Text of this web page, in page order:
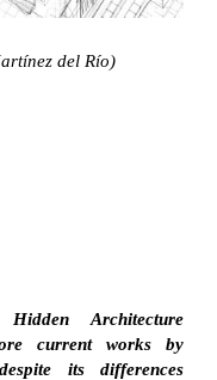
del Río)
Architecture
current works by
its differences